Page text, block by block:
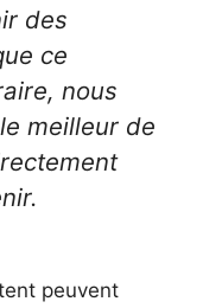
des
ce
nous
meilleur de
peuvent